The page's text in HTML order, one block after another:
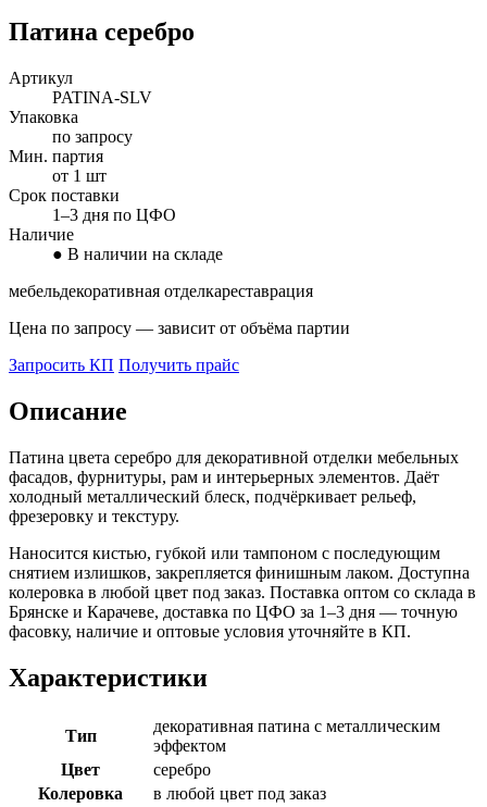
Патина серебро
Артикул
PATINA-SLV
Упаковка
по запросу
Мин. партия
от 1 шт
Срок поставки
1–3 дня по ЦФО
Наличие
● В наличии на складе
мебельдекоративная отделкареставрация
Цена по запросу — зависит от объёма партии
Запросить КП Получить прайс
Описание
Патина цвета серебро для декоративной отделки мебельных
фасадов, фурнитуры, рам и интерьерных элементов. Даёт
холодный металлический блеск, подчёркивает рельеф,
фрезеровку и текстуру.
Наносится кистью, губкой или тампоном с последующим
снятием излишков, закрепляется финишным лаком. Доступна
колеровка в любой цвет под заказ. Поставка оптом со склада в
Брянске и Карачеве, доставка по ЦФО за 1–3 дня — точную
фасовку, наличие и оптовые условия уточняйте в КП.
Характеристики
Тип
декоративная патина с металлическим
эффектом
Цвет
серебро
Колеровка
в любой цвет под заказ